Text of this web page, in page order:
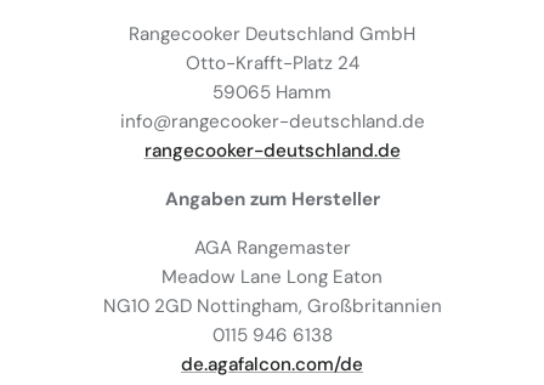
Rangecooker Deutschland GmbH
Otto-Krafft-Platz 24
59065 Hamm
info@rangecooker-deutschland.de
rangecooker-deutschland.de
Angaben zum Hersteller
AGA Rangemaster
Meadow Lane Long Eaton
NG10 2GD Nottingham, Großbritannien
0115 946 6138
de.agafalcon.com/de